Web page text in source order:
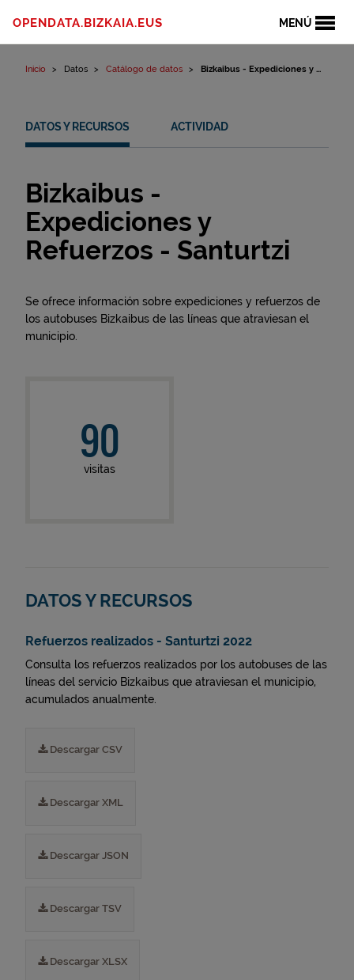
MENÚ
OPENDATA.BIZKAIA.EUS
Inicio Datos Catálogo de datos Bizkaibus - Expediciones y ...
DATOS Y RECURSOS ACTIVIDAD
Bizkaibus -
Expediciones y
Refuerzos - Santurtzi
Se ofrece información sobre expediciones y refuerzos de
los autobuses Bizkaibus de las líneas que atraviesan el
municipio.
90
visitas
DATOS Y RECURSOS
Refuerzos realizados - Santurtzi 2022
Consulta los refuerzos realizados por los autobuses de las
líneas del servicio Bizkaibus que atraviesan el municipio,
acumulados anualmente.
Descargar CSV
Descargar XML
Descargar JSON
Descargar TSV
Descargar XLSX